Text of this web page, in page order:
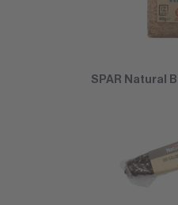
SPAR Natural